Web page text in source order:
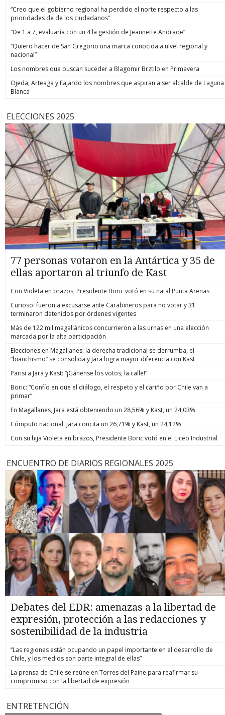
“Creo que el gobierno regional ha perdido el norte respecto a las
prioridades de de los ciudadanos”
“De 1 a 7, evaluaría con un 4 la gestión de Jeannette Andrade”
“Quiero hacer de San Gregorio una marca conocida a nivel regional y
nacional”
Los nombres que buscan suceder a Blagomir Brztilo en Primavera
Ojeda, Arteaga y Fajardo los nombres que aspiran a ser alcalde de Laguna
Blanca
ELECCIONES 2025
77 personas votaron en la Antártica y 35 de
ellas aportaron al triunfo de Kast
Con Violeta en brazos, Presidente Boric votó en su natal Punta Arenas
Curioso: fueron a excusarse ante Carabineros para no votar y 31
terminaron detenidos por órdenes vigentes
Más de 122 mil magallánicos concurrieron a las urnas en una elección
marcada por la alta participación
Elecciones en Magallanes: la derecha tradicional se derrumba, el
“bianchismo” se consolida y Jara logra mayor diferencia con Kast
Parisi a Jara y Kast: “¡Gánense los votos, la calle!”
Boric: “Confío en que el diálogo, el respeto y el cariño por Chile van a
primar”
En Magallanes, Jara está obteniendo un 28,56% y Kast, un 24,03%
Cómputo nacional: Jara concita un 26,71% y Kast, un 24,12%
Con su hija Violeta en brazos, Presidente Boric votó en el Liceo Industrial
ENCUENTRO DE DIARIOS REGIONALES 2025
Debates del EDR: amenazas a la libertad de
expresión, protección a las redacciones y
sostenibilidad de la industria
“Las regiones están ocupando un papel importante en el desarrollo de
Chile, y los medios son parte integral de ellas”
La prensa de Chile se reúne en Torres del Paine para reafirmar su
compromiso con la libertad de expresión
ENTRETENCIÓN